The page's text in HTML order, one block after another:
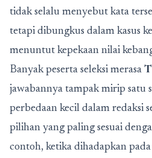
tidak selalu menyebut kata
tetapi dibungkus dalam kasus
menuntut kepekaan nilai
Banyak peserta seleksi merasa
jawabannya tampak mirip satu
perbedaan kecil dalam redaksi
pilihan yang paling sesuai
contoh, ketika dihadapkan